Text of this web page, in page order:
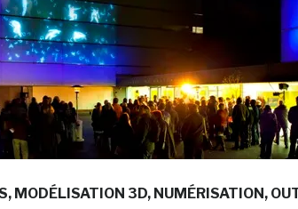
MODÉLISATION 3D NUMÉRISATION